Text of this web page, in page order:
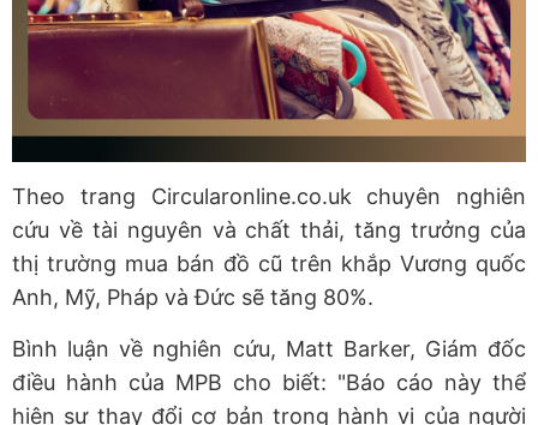
Theo trang Circularonline.co.uk chuyên nghiên
cứu về tài nguyên và chất thải, tăng trưởng của
thị trường mua bán đồ cũ trên khắp Vương quốc
Anh, Mỹ, Pháp và Đức sẽ tăng 80%.
Bình luận về nghiên cứu, Matt Barker, Giám đốc
điều hành của MPB cho biết: "Báo cáo này thể
hiện sự thay đổi cơ bản trong hành vi của người